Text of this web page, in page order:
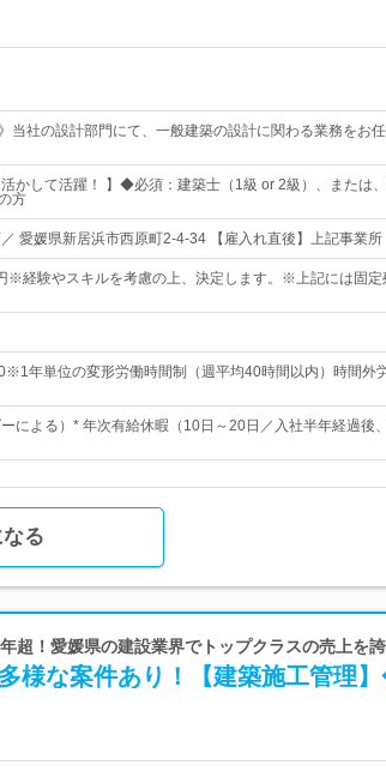
当社の設計部門にて、一般建築の設計に関わる業務をお
活かして活躍！ 】◆必須：建築士（1級 or 2級）、または
方
愛媛県新居浜市西原町2-4-34 【雇入れ直後】上記事業
※経験やスキルを考慮の上、決定します。※上記には固定
年単位の変形労働時間制（週平均40時間以内）時間外
による）* 年次有給休暇（10日～20日／入社半年経過後
る
超！愛媛県の建設業界でトップクラスの売上を誇
様な案件あり！【建築施工管理